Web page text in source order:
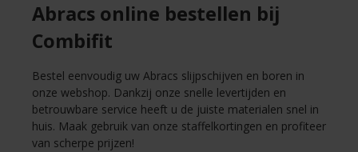
Abracs online bestellen bij
Combifit
Bestel eenvoudig uw Abracs slijpschijven en boren in
onze webshop. Dankzij onze snelle levertijden en
betrouwbare service heeft u de juiste materialen snel in
huis. Maak gebruik van onze staffelkortingen en profiteer
van scherpe prijzen!